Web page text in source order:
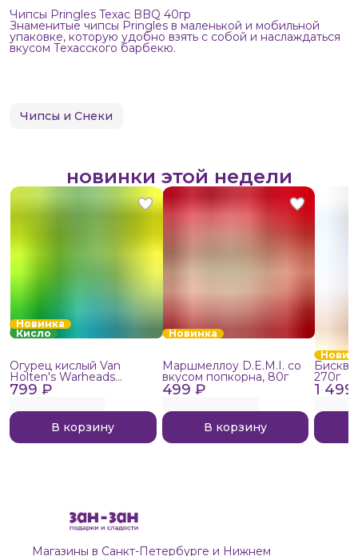
Чипсы Pringles Texac BBQ 40гр
Знаменитые чипсы Pringles в маленькой и мобильной
упаковке, которую удобно взять с собой и наслаждаться
вкусом Техасского барбекю.
Чипсы и Снеки
новинки этой недели
Новинка
Кисло
799 ₽
Огурец кислый Van
Holten's Warheads
Extreme Sour, 140г
В корзину
Новинка
499 ₽
Маршмеллоу D.E.M.I. со
вкусом попкорна, 80г
В корзину
1
270г
Магазины в Санкт-Петербурге и Нижнем